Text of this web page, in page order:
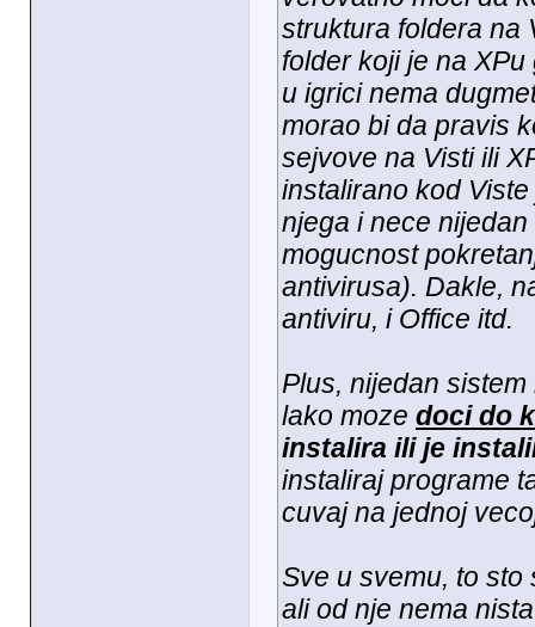
struktura foldera na
folder koji je na
u igrici nema
morao bi da pravis
sejvove na Visti ili
instalirano kod
njega i nece
mogucnost
antivirusa). Dakle,
antiviru, i Office itd.
Plus, nijedan
lako moze doci do
instalira ili je
instaliraj programe
cuvaj na jednoj
Sve u svemu, to sto
ali od nje nema